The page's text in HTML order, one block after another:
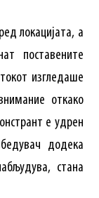
локацијата, а
поставените
изгледаше
откако
е удрен
додека
стана